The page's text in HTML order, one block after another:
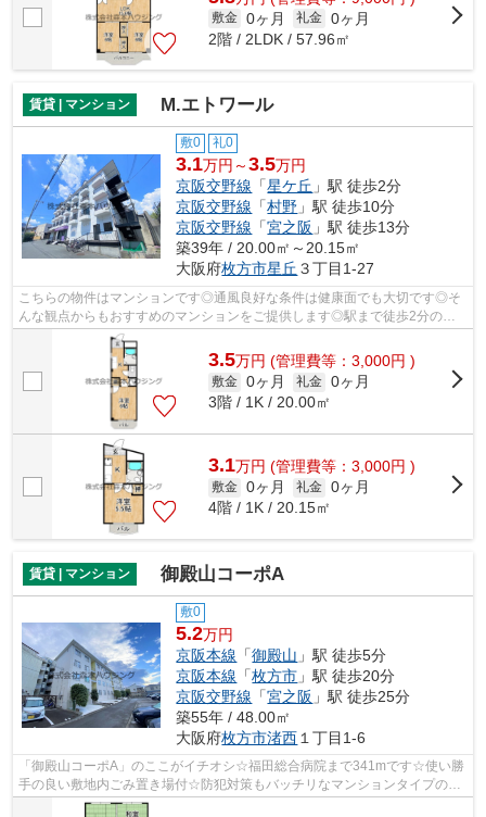
敷金 0ヶ月 礼金 0ヶ月
2階 / 2LDK / 57.96㎡
賃貸 | マンション M.エトワール
敷0 礼0
3.1万円～3.5万円
京阪交野線 「星ケ丘 」駅 徒歩2分
京阪交野線 「村野 」駅 徒歩10分
京阪交野線 「宮之阪 」駅 徒歩13分
築39年 / 20.00㎡～20.15㎡
大阪府枚方市星丘 ３丁目1-27
こちらの物件はマンションです◎通風良好な条件は健康面でも大切です◎そ
んな観点からもおすすめのマンションをご提供します◎駅まで徒歩2分の立
地が魅力的な、利便性の高い物件です◎敷地...
3.5万円 (管理費等：3,000円 )
敷金 0ヶ月 礼金 0ヶ月
3階 / 1K / 20.00㎡
3.1万円 (管理費等：3,000円 )
敷金 0ヶ月 礼金 0ヶ月
4階 / 1K / 20.15㎡
賃貸 | マンション 御殿山コーポA
敷0
5.2万円
京阪本線 「御殿山 」駅 徒歩5分
京阪本線 「枚方市 」駅 徒歩20分
京阪交野線 「宮之阪 」駅 徒歩25分
築55年 / 48.00㎡
大阪府枚方市渚西 １丁目1-6
「御殿山コーポA」のここがイチオシ☆福田総合病院まで341mです☆使い勝
手の良い敷地内ごみ置き場付☆防犯対策もバッチリなマンションタイプの物
件です☆枚方市エリアにある賃貸情報のこと...